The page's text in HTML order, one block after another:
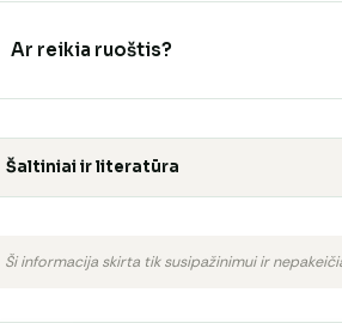
Ar reikia ruoštis?
Šaltiniai ir literatūra
Ši informacija skirta tik susipažinimui ir